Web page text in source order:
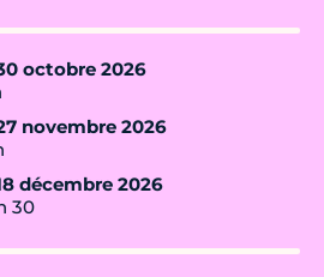
octobre 2026
novembre 2026
décembre 2026
30